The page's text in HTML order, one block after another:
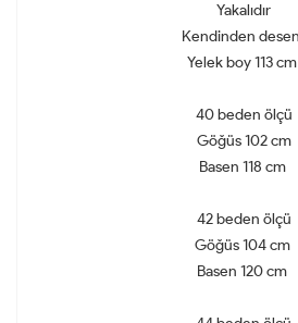
Yakalıdır
Kendinden
Yelek boy 113 cm
40 beden ölçü
Göğüs 102 cm
Basen 118 cm
42 beden ölçü
Göğüs 104 cm
Basen 120 cm